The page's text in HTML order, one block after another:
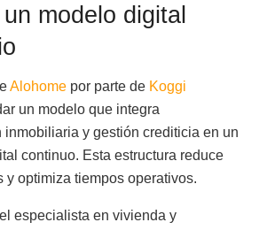
modelo digital
Alohome por parte de Koggi
un modelo que integra
y gestión crediticia en un
continuo. Esta estructura reduce
y optimiza tiempos operativos.
especialista en vivienda y